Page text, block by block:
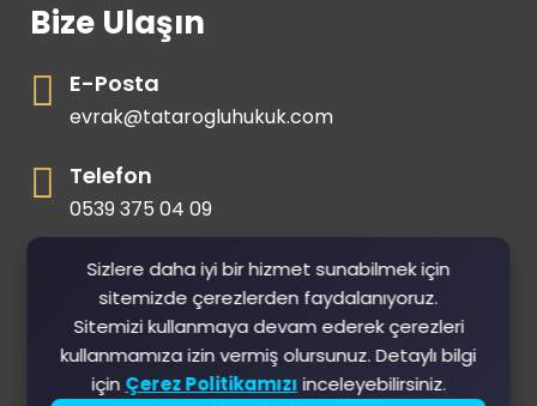
Bize Ulaşın
E-Posta
evrak@tatarogluhukuk.com
Telefon
0539 375 04 09
Gsm
0539 375 04 09
Sizlere daha iyi bir hizmet sunabilmek için
sitemizde çerezlerden faydalanıyoruz.
Sitemizi kullanmaya devam ederek çerezleri
kullanmamıza izin vermiş olursunuz. Detaylı bilgi
için Çerez Politikamızıinceleyebilirsiniz.